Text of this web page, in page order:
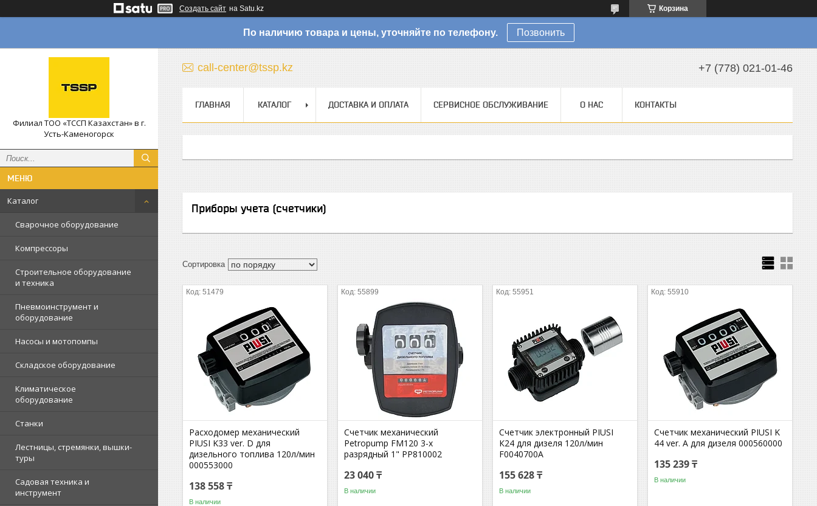
Создать сайт на Satu.kz Корзина
По наличию товара и цены, уточняйте по телефону. Позвонить
Филиал ТОО «ТССП Казахстан» в г.
Усть-Каменогорск
Каталог
Сварочное оборудование
Компрессоры
Строительное оборудование
и техника
Пневмоинструмент и
оборудование
Насосы и мотопомпы
Складское оборудование
Климатическое
оборудование
Станки
Лестницы, стремянки, вышки-
туры
Садовая техника и
инструмент
call-center@tssp.kz +7 (778) 021-01-46
ГЛАВНАЯ КАТАЛОГ ДОСТАВКА И ОПЛАТА СЕРВИСНОЕ ОБСЛУЖИВАНИЕ О НАС КОНТАКТЫ
Приборы учета (счетчики)
51479
Расходомер механический
PIUSI K33 ver. D для
дизельного топлива 120л/мин
000553000
138 558 ₸
В наличии
55899
Счетчик механический
Petropump FM120 3-х
разрядный 1" PP810002
23 040 ₸
В наличии
55951
Счетчик электронный PIUSI
К24 для дизеля 120л/мин
F0040700A
155 628 ₸
В наличии
55910
Счетчик механический PIUSI K
44 ver. A для дизеля 000560000
135 239 ₸
В наличии